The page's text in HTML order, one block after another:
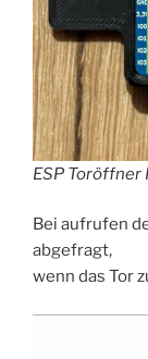
ESP Toröffner
Bei aufrufen
abgefragt,
wenn das Tor